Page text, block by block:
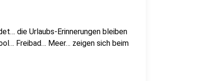
die Urlaubs-Erinnerungen bleiben
Freibad… Meer… zeigen sich beim